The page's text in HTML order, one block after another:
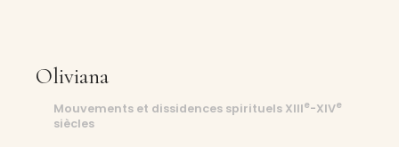
Oliviana
Mouvements et dissidences spirituels XIIIe-XIVe
siècles